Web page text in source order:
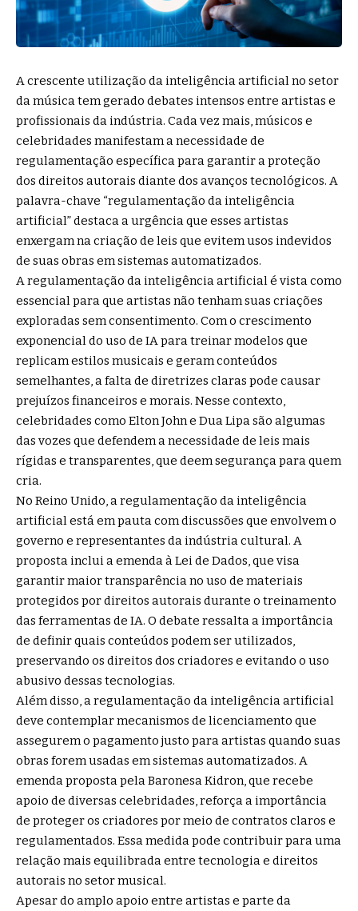
A crescente utilização da inteligência artificial no setor
da música tem gerado debates intensos entre artistas e
profissionais da indústria. Cada vez mais, músicos e
celebridades manifestam a necessidade de
regulamentação específica para garantir a proteção
dos direitos autorais diante dos avanços tecnológicos. A
palavra-chave “regulamentação da inteligência
artificial” destaca a urgência que esses artistas
enxergam na criação de leis que evitem usos indevidos
de suas obras em sistemas automatizados.
A regulamentação da inteligência artificial é vista como
essencial para que artistas não tenham suas criações
exploradas sem consentimento. Com o crescimento
exponencial do uso de IA para treinar modelos que
replicam estilos musicais e geram conteúdos
semelhantes, a falta de diretrizes claras pode causar
prejuízos financeiros e morais. Nesse contexto,
celebridades como Elton John e Dua Lipa são algumas
das vozes que defendem a necessidade de leis mais
rígidas e transparentes, que deem segurança para quem
cria.
No Reino Unido, a regulamentação da inteligência
artificial está em pauta com discussões que envolvem o
governo e representantes da indústria cultural. A
proposta inclui a emenda à Lei de Dados, que visa
garantir maior transparência no uso de materiais
protegidos por direitos autorais durante o treinamento
das ferramentas de IA. O debate ressalta a importância
de definir quais conteúdos podem ser utilizados,
preservando os direitos dos criadores e evitando o uso
abusivo dessas tecnologias.
Além disso, a regulamentação da inteligência artificial
deve contemplar mecanismos de licenciamento que
assegurem o pagamento justo para artistas quando suas
obras forem usadas em sistemas automatizados. A
emenda proposta pela Baronesa Kidron, que recebe
apoio de diversas celebridades, reforça a importância
de proteger os criadores por meio de contratos claros e
regulamentados. Essa medida pode contribuir para uma
relação mais equilibrada entre tecnologia e direitos
autorais no setor musical.
Apesar do amplo apoio entre artistas e parte da